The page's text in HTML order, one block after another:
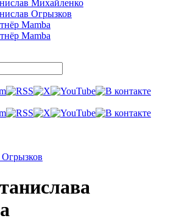
Михайленко
Огрызков
Mamba
Mamba